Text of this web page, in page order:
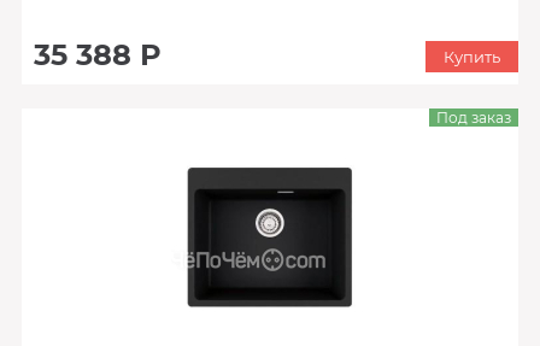
35 388 Р Купить
Под заказ